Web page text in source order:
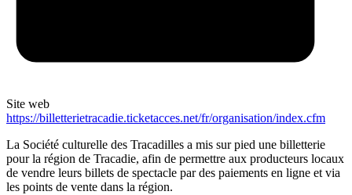
Site web
https://billetterietracadie.ticketacces.net/fr/organisation/index.cfm
La Société culturelle des Tracadilles a mis sur pied une billetterie
pour la région de Tracadie, afin de permettre aux producteurs locaux
de vendre leurs billets de spectacle par des paiements en ligne et via
les points de vente dans la région.